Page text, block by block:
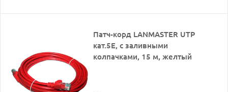
Патч-корд LANMASTER UTP
кат.5Е, с заливными
колпачками, 15 м, желтый